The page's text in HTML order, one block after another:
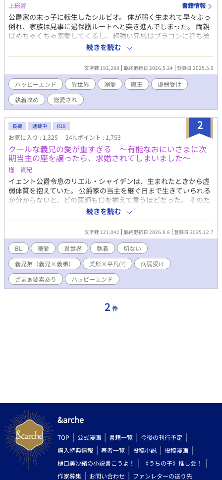
上総啓 書籍情報
公爵家の末っ子に転生したシルビオ。 体が弱く生まれて早々ぶっ
倒れ、家族は見事に過保護ルートへと突き進んでしまった。 両親
はめちゃくちゃ溺愛してくるし、超強い兄様はブラコンに育ち弟
絶対守るマンに……。 せっかくファンタジーの世界に転生したん
だから魔法も使えたり？と思ったら、我が家に代々伝わる上位氷
魔法が俺にだけ使えない？ しかも俺に使える魔法は氷魔法じゃな
く『神聖魔法』？というか『神聖魔法』を操れるのは神に選ばれ
た愛し子だけ……？ どうせ余命幾ばくもない出来損ないなら仕方
ない、お荷物の僕はさっさと今世からも退場しよう……と思って
たのに？ 偶然騎士たちを神聖魔法で救って、何故か天使と呼ばれ
て崇められたり。終いには帝国最強の狂血皇子に溺愛されて囲わ
れちゃったり……いやいやちょっと待て。魔王様、主神様、まさ
かアンタらも？ ……ってあれ、なんかめちゃくちゃ囲われてな
い？？ ――― 病弱ならどうせすぐ死ぬかー。ならちょっとばかし
遊んでもいいよね？と自由にやってたら無駄に最強な奴らに溺愛
されちゃってた受けの話。 ※別名義で連載していた作品になりま
す。 (名義を統合しこちらに移動することになりました)
続きを読む
文字数 192,260 最終更新日 2026.5.24 登録日 2025.5.9
ハッピーエンド 異世界 溺愛 魔王
虚弱受け
執着攻め
総愛され
2
長編 連載中 R18
お気に入り : 1,325 24h.ポイント : 1,753
クールな義兄の愛が重すぎる ～有能なおにいさまに次
期当主の座を譲ったら、求婚されてしまいました～
槿 資紀
イェント公爵令息のリエル・シャイデンは、生まれたときから虚
弱体質を抱えていた。 公爵家の当主を継ぐ日まで生きていられる
か分からないと、どの医師も口を揃えて言うほどだった。 そのた
め、リエルの代わりに当主を継ぐべく、分家筋から養子をとるこ
とになった。そうしてリエルの前に表れたのがアウレールだっ
た。 アウレールはリエルに献身的に寄り添い、懸命の看病にあた
った。 その甲斐あって、リエルは奇跡の回復を果たした。 そし
て、リエルは、誰よりも自分の生存を諦めなかった義兄の虜にな
った。 義兄は容姿も能力も完全無欠で、公爵家の次期当主として
文句のつけようがない逸材だった。 そんな義兄に憧れ、その後を
追って、難関の王立学院に合格を果たしたリエルだったが、入学
直前のある日、現公爵の父に「跡継ぎをアウレールからお前に戻
続きを読む
文字数 121,042 最終更新日 2026.8.8 登録日 2025.12.7
BL 溺愛 異世界 執着
切ない
義兄弟（義兄×義弟）
美形×平凡(?)
病弱受け
ざまぁ要素あり
ハッピーエンド
2 件
&arche
TOP 公式漫画 書籍一覧
今後の刊行予定
購入特典情報
著者一覧 投稿小説
投稿漫画
樋口美沙緒の小説書こうよ！
《うちの子》推し会！
作家募集
お問い合わせ ファンレターの送り先